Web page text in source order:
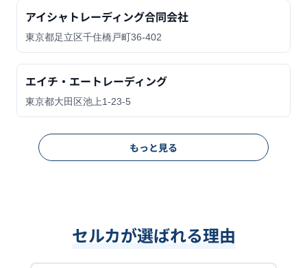
アイシャトレーディング合同会社
東京都足立区千住橋戸町36-402
エイチ・エートレーディング
東京都大田区池上1-23-5
もっと見る
セルカが選ばれる理由